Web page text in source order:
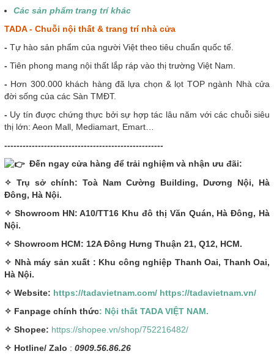
Các sản phẩm trang trí khác
TADA - Chuỗi nội thất & trang trí nhà cửa
- Tự hào sản phẩm của người Việt theo tiêu chuẩn quốc tế.
- Tiên phong mang nội thất lắp ráp vào thị trường Việt Nam.
- Hơn 300.000 khách hàng đã lựa chọn & lọt TOP ngành Nhà cửa
đời sống của các Sàn TMĐT.
- Uy tín được chứng thực bởi sự hợp tác lâu năm với các chuỗi siêu
thị lớn: Aeon Mall, Mediamart, Emart…
----------------------------------------------------
Đến ngay cửa hàng để trải nghiệm và nhận ưu đãi:
✧ Trụ sở chính: Toà Nam Cường Building, Dương Nội, Hà
Đông, Hà Nội.
✧ Showroom HN: A10/TT16 Khu đô thị Văn Quán, Hà Đông, Hà
Nội.
✧ Showroom HCM: 12A Đông Hưng Thuận 21, Q12, HCM.
✧ Nhà máy sản xuất : Khu công nghiệp Thanh Oai, Thanh Oai,
Hà Nội.
✧ Website: https://tadavietnam.com/ https://tadavietnam.vn/
✧ Fanpage chính thức: Nội thất TADA VIỆT NAM.
✧ Shopee: https://shopee.vn/shop/752216482/
✧ Hotline/ Zalo : 0909.56.86.26